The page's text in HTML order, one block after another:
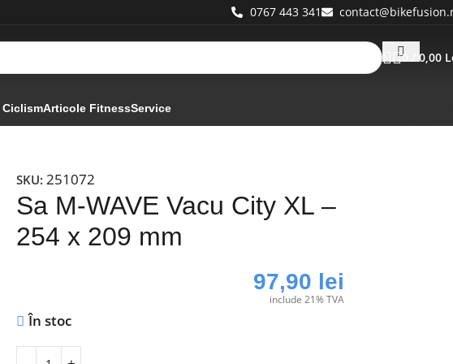
0767 443 341
0 0,00
CiclismArticole FitnessService
SKU:251072
Sa M-WAVE Vacu City XL –
254 x 209 mm
97,90 lei
include 21% TVA
În stoc